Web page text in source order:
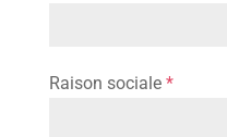
Raison sociale *